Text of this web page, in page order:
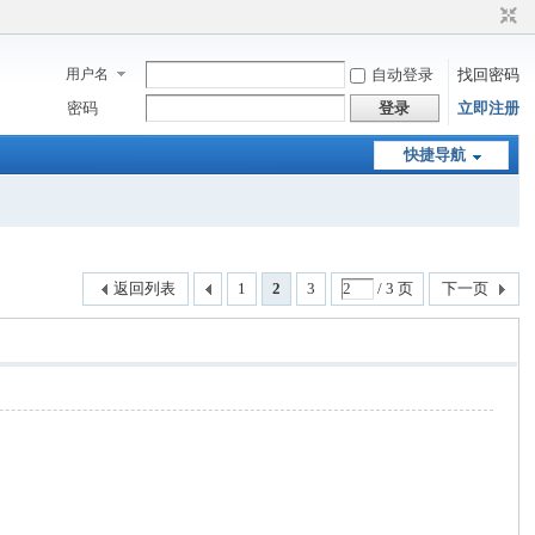
用户名 自动登录
找回密码
密码
登录 立即注册
快捷导航
1 2 3 / 3 页 下一页
返回列表